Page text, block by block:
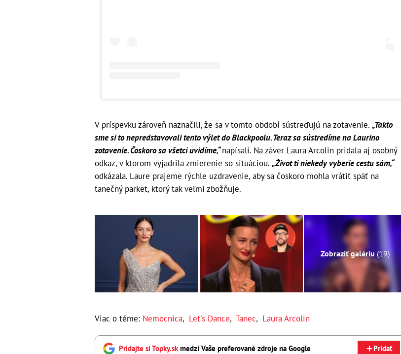
V príspevku zároveň naznačili, že sa v tomto období sústreďujú na zotavenie. „Takto
sme si to nepredstavovali tento výlet do Blackpoolu. Teraz sa sústredíme na Laurino
zotavenie. Čoskoro sa všetci uvidíme,“napísali. Na záver Laura Arcolin pridala aj osobný
odkaz, v ktorom vyjadrila zmierenie so situáciou. „Život ti niekedy vyberie cestu sám,“
odkázala. Laure prajeme rýchle uzdravenie, aby sa čoskoro mohla vrátiť späť na
tanečný parket, ktorý tak veľmi zbožňuje.
Zobraziť galériu (19)
Viac o téme: Nemocnica, Let's Dance, Tanec, Laura Arcolin
Pridajte si Topky.sk medzi Vaše preferované zdroje na Google Pridať